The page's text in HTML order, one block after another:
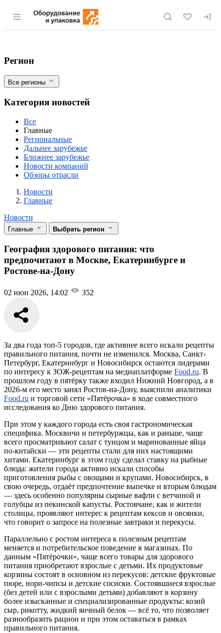
Раздел навигации по сайту eqinfo.ru
География здорового питания: что
Фильтры
Регион
Все регионы
Категория новостей
Все
Главные
Региональные
Дальнее зарубежье
Ближнее зарубежье
Новости компаний
Обзоры отрасли
Новости
Разделы
Новости
Главные
Новости
Главные Выбрать регион
География здорового питания: что
предпочитают в Москве, Екатеринбурге и
Ростове-на-Дону
02 июн 2026, 14:02 352
За два года топ-5 городов, где активнее всего искали рецепты
правильного питания, почти не изменился. Москва, Санкт-
Петербург, Екатеринбург и Новосибирск остаются лидерами
по интересу к ЗОЖ-рецептам на медиаплатформе Food.ru. В
прошлом году в пятёрку также входил Нижний Новгород, а в
2026-м его место занял Ростов-на-Дону, выяснили аналитики
Food.ru и торговой сети «Пятёрочка» в ходе совместного
исследования ко Дню здорового питания.
При этом у каждого города есть своя гастрономическая
специфика. Москвичи и петербуржцы, как и раньше, чаще
всего просматривают салат с тунцом и маринованные яйца
по-китайски — эти рецепты стали для них настоящими
хитами. Екатеринбург в этом году сделал ставку на рыбные
блюда: жители города активно искали способы
приготовления рыбы с овощами и крупами. Новосибирск, в
свою очередь, отдаёт предпочтение выпечке и вторым блюдам
— здесь особенно популярны сырные вафли с ветчиной и
голубцы из пекинской капусты. Ростовчане, как и жители
столицы, проявляют интерес к рецептам кексов и овсянки,
что говорит о запросе на полезные завтраки и перекусы.
Параллельно с ростом интереса к полезным рецептам
меняется и потребительское поведение в магазинах. По
данным «Пятёрочки», чаще всего товары для здорового
питания приобретают взрослые с детьми. Их продуктовые
корзины состоят в основном из перекусов: детские фруктовые
пюре, нори-чипсы и детские сосиски. Состоявшиеся взрослые
(без детей или с взрослыми детьми) добавляют в корзину
более изысканные и специализированные продукты: козий
сыр, рикотту, жидкий яичный белок — всё то, что позволяет
разнообразить рацион и при этом оставаться в рамках
правильного питания.